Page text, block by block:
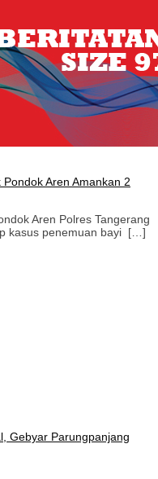
Aren Amankan 2
Aren Polres Tangerang
kasus penemuan bayi […]
Gebyar Parungpanjang